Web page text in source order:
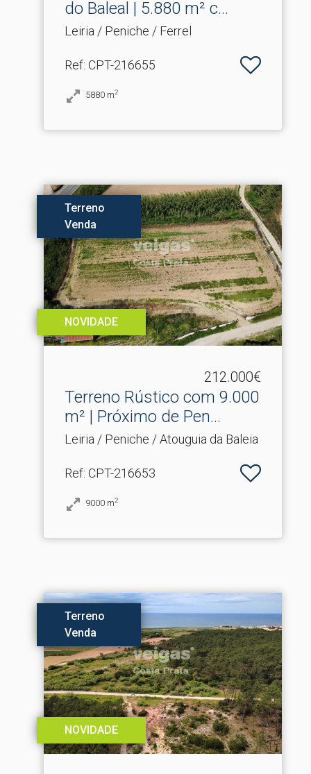
do Baleal | 5.​880 m² c...
Leiria / Peniche / Ferrel
Ref: CPT-216655
5880 m2
Terreno
Venda
NOVIDADE
212.000€
Terreno Rústico com 9.​000
m² | Próximo de Pen...
Leiria / Peniche / Atouguia da Baleia
Ref: CPT-216653
9000 m2
Terreno
Venda
NOVIDADE